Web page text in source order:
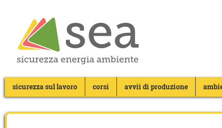
sicurezza sul lavoro corsi avvii di produzione